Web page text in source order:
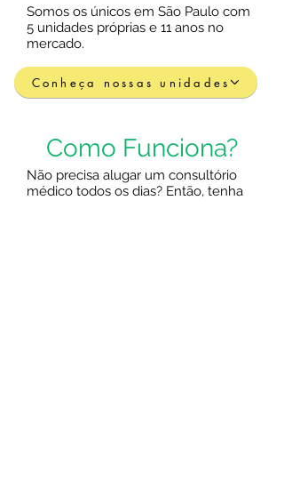
Somos os únicos em São Paulo com
5 unidades próprias e 11 anos no
mercado.
Como Funciona?
Não precisa alugar um consultório
médico todos os dias? Então, tenha
Conheça nossas unidades